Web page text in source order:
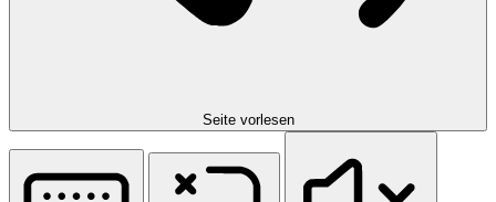
Seite vorlesen